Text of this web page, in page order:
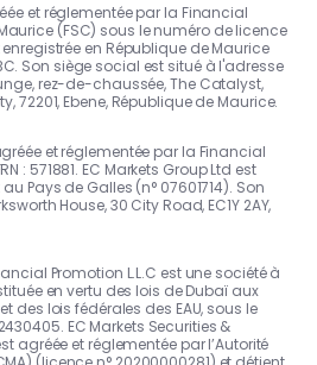
et réglementée par la Financial
(FSC) sous le numéro de licence
enregistrée en République de Maurice
Son siège social est situé à l'adresse
rez-de-chaussée, The Catalyst,
72201, Ebene, République de Maurice.
et réglementée par la Financial
: 571881. EC Markets Group Ltd est
Pays de Galles (n° 07601714). Son
House, 30 City Road, EC1Y 2AY,
Promotion L.L.C est une société à
en vertu des lois de Dubaï aux
des lois fédérales des EAU, sous le
EC Markets Securities &
agréée et réglementée par l’Autorité